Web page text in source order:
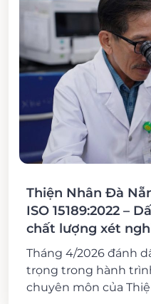
Thiện Nhân Đà
ISO 15189:2022 –
chất lượng xét
Tháng 4/2026 đánh
trọng trong hành
chuyên môn của